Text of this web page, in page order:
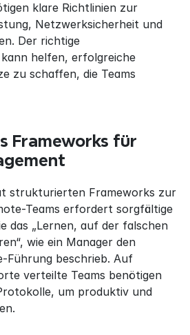
klare Richtlinien zur
Netzwerksicherheit und
Der richtige
helfen, erfolgreiche
zu schaffen, die Teams
Frameworks für
strukturierten Frameworks zur
Teams erfordert sorgfältige
das „Lernen, auf der falschen
wie ein Manager den
Führung beschrieb. Auf
verteilte Teams benötigen
um produktiv und